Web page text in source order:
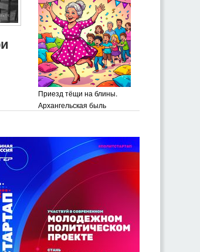
Приезд тёщи на блины.
Архангельская быль